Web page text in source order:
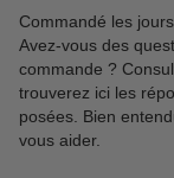
Commandé les
Avez-vous des
commande ?
trouverez ici les
posées. Bien
vous aider.